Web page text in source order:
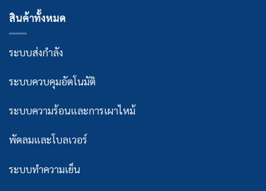
สินค้าทั้งหมด
ระบบส่งกำลัง
ระบบควบคุมอัตโนมัติ
ระบบความร้อนและการเผาไหม้
พัดลมและโบลเวอร์
ระบบทำความเย็น